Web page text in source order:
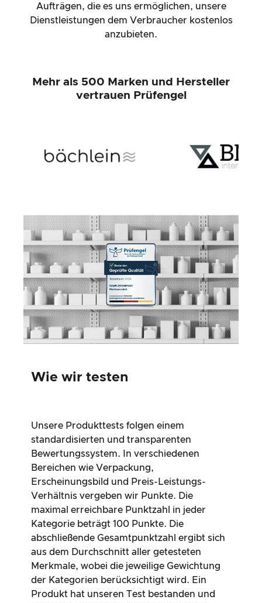
Aufträgen, die es uns ermöglichen, unsere
Dienstleistungen dem Verbraucher kostenlos
anzubieten.
Mehr als 500 Marken und Hersteller
vertrauen Prüfengel
Wie wir testen
Unsere Produkttests folgen einem
standardisierten und transparenten
Bewertungssystem. In verschiedenen
Bereichen wie Verpackung,
Erscheinungsbild und Preis-Leistungs-
Verhältnis vergeben wir Punkte. Die
maximal erreichbare Punktzahl in jeder
Kategorie beträgt 100 Punkte. Die
abschließende Gesamtpunktzahl ergibt sich
aus dem Durchschnitt aller getesteten
Merkmale, wobei die jeweilige Gewichtung
der Kategorien berücksichtigt wird. Ein
Produkt hat unseren Test bestanden und